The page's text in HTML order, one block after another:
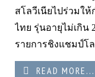
สโลวีเนียไปร่วมใ
ไทย รุ่นอายุไม่เกิน
รายการชิงแชมป์โล
READ MORE...